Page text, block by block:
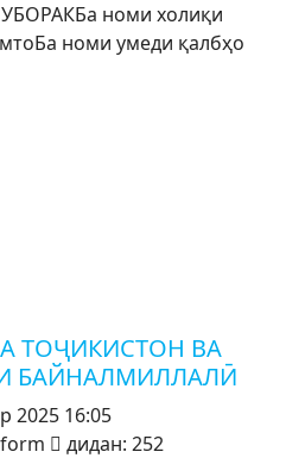
номи холиқи
номи умеди қалбҳо
ТОҶИКИСТОН ВА
БАЙНАЛМИЛЛАЛӢ
2025 16:05
дидан: 252